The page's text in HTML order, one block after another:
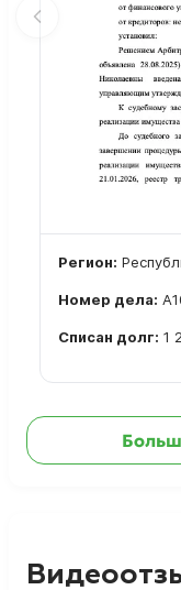
Регион:
Номер дела:
Списан долг: 1